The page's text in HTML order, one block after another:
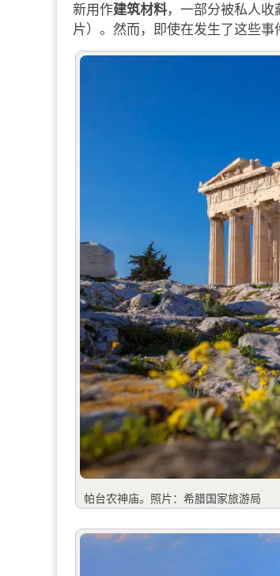
新用作建筑材料，一部分被私人
片）。然而，即使在发生了这些事
帕台农神庙。照片：希腊国家旅游局